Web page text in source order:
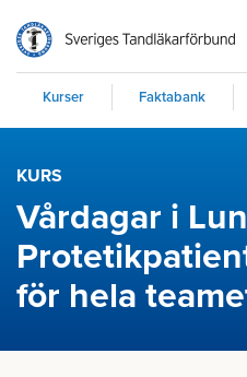
Kurser Faktabank
KURS
Vårdagar i
för hela